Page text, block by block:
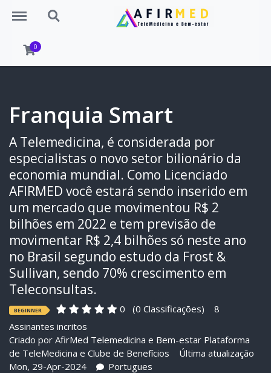
Menu Search
0
Franquia Smart
A Telemedicina, é considerada por
especialistas o novo setor bilionário da
economia mundial. Como Licenciado
AFIRMED você estará sendo inserido em
um mercado que movimentou R$ 2
bilhões em 2022 e tem previsão de
movimentar R$ 2,4 bilhões só neste ano
no Brasil segundo estudo da Frost &
Sullivan, sendo 70% crescimento em
Teleconsultas.
BEGINNER 0 (0 Classificações)
8
Assinantes incritos
Criado por AfirMed Telemedicina e Bem-estar Plataforma
de TeleMedicina e Clube de Benefícios
Última atualização
Mon, 29-Apr-2024
Portugues